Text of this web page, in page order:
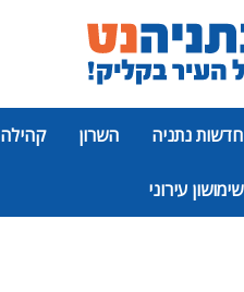
חדשות נתניה השרון קהילה
שימושון עירוני